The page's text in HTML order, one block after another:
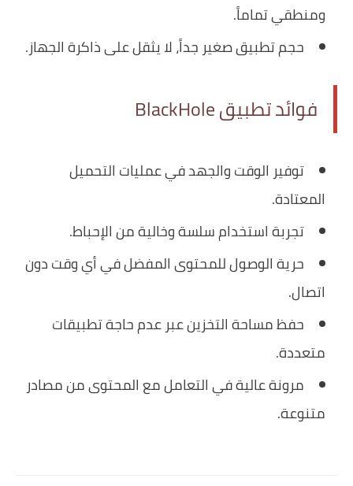
ومنطقي تماماً.
حجم تطبيق صغير جداً، لا يثقل على ذاكرة الجهاز.
فوائد تطبيق BlackHole
توفير الوقت والجهد في عمليات التحميل
المعتادة.
تجربة استخدام سلسة وخالية من الإحباط.
حرية الوصول للمحتوى المفضل في أي وقت دون
اتصال.
حفظ مساحة التخزين عبر عدم حاجة تطبيقات
متعددة.
مرونة عالية في التعامل مع المحتوى من مصادر
متنوعة.